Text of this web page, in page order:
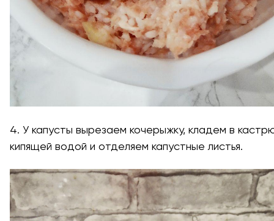
4. У капусты вырезаем кочерыжку, кладем в
кипящей водой и отделяем капустные листья.